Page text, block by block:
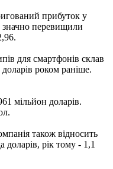
прибуток у
значно перевищили
для смартфонів склав
роком раніше.
мільйон доларів.
також відносить
рік тому - 1,1